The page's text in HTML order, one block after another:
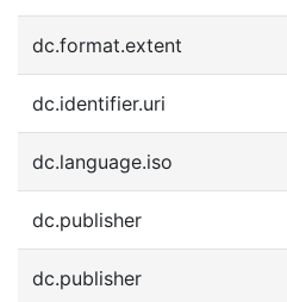
dc.format.extent
dc.identifier.uri
dc.language.iso
dc.publisher
dc.publisher